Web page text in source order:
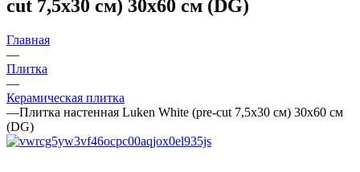
cut 7,5x30 см) 30x60 см (DG)
Главная
—
Плитка
—
Керамическая плитка
—Плитка настенная Luken White (pre-cut 7,5x30 см) 30x60 см
(DG)